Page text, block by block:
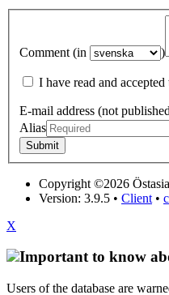
Comment (in )
I have read and accepted
E-mail address (not
Alias
Copyright ©2026
Version: 3.9.5 • Client •
X
Important to know
Users of the database are